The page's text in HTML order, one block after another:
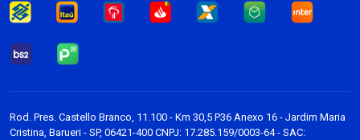
Rod. Pres. Castello Branco, 11.100 - Km 30,5 P36 Anexo 16 - Jardim Maria
Cristina, Barueri - SP, 06421-400 CNPJ: 17.285.159/0003-64 - SAC: